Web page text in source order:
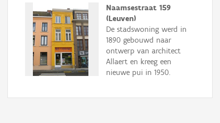
Naamsestraat 159
(Leuven)
De stadswoning werd in
1890 gebouwd naar
ontwerp van architect
Allaert en kreeg een
nieuwe pui in 1950.